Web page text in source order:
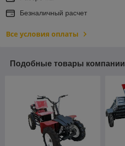
Безналичный расчет
Все условия оплаты
Подобные товары компании